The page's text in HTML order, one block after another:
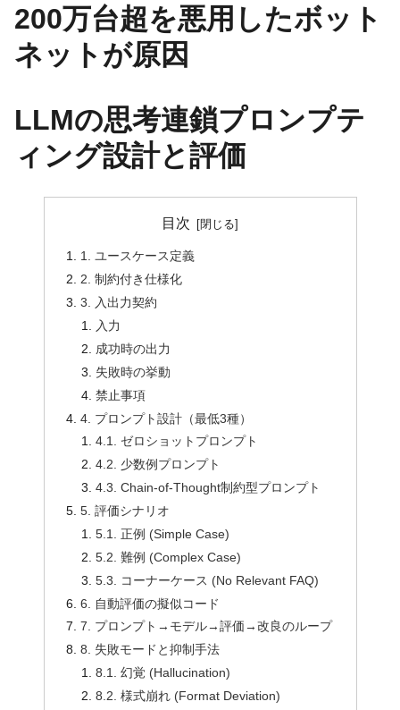
200万台超を悪用したボット
ネットが原因
LLMの思考連鎖プロンプテ
ィング設計と評価
目次
1. ユースケース定義
2. 制約付き仕様化
3. 入出力契約
入力
成功時の出力
失敗時の挙動
禁止事項
4. プロンプト設計（最低3種）
4.1. ゼロショットプロンプト
4.2. 少数例プロンプト
4.3. Chain-of-Thought制約型プロンプト
5. 評価シナリオ
5.1. 正例 (Simple Case)
5.2. 難例 (Complex Case)
5.3. コーナーケース (No Relevant FAQ)
6. 自動評価の擬似コード
7. プロンプト→モデル→評価→改良のループ
8. 失敗モードと抑制手法
8.1. 幻覚 (Hallucination)
8.2. 様式崩れ (Format Deviation)